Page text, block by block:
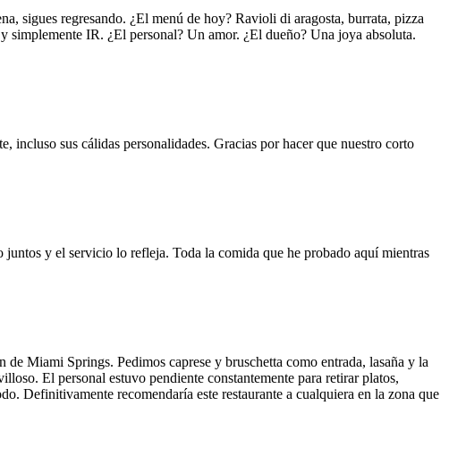
sigues regresando. ¿El menú de hoy? Ravioli di aragosta, burrata, pizza
simplemente IR. ¿El personal? Un amor. ¿El dueño? Una joya absoluta.
incluso sus cálidas personalidades. Gracias por hacer que nuestro corto
y el servicio lo refleja. Toda la comida que he probado aquí mientras
Miami Springs. Pedimos caprese y bruschetta como entrada, lasaña y la
El personal estuvo pendiente constantemente para retirar platos,
Definitivamente recomendaría este restaurante a cualquiera en la zona que